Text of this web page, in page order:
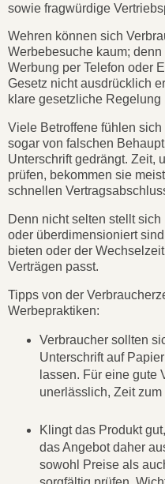
sowie fragwürdige
Wehren können sich
Werbebesuche kaum;
Werbung per Telefon oder
Gesetz nicht ausdrücklich
klare gesetzliche Regelung
Viele Betroffene fühlen
sogar von falschen
Unterschrift gedrängt. Zeit,
prüfen, bekommen sie
schnellen
Denn nicht selten stellt
oder überdimensioniert
bieten oder der
Verträgen passt.
Tipps von der
Werbepraktiken:
Verbraucher sollten
Unterschrift auf
lassen. Für eine gute
unerlässlich, Zeit
Klingt das Produkt
das Angebot daher
sowohl Preise als